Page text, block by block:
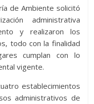
de Ambiente solicitó
administrativa
y realizaron los
todo con la finalidad
cumplan con lo
vigente.
establecimientos
administrativos de